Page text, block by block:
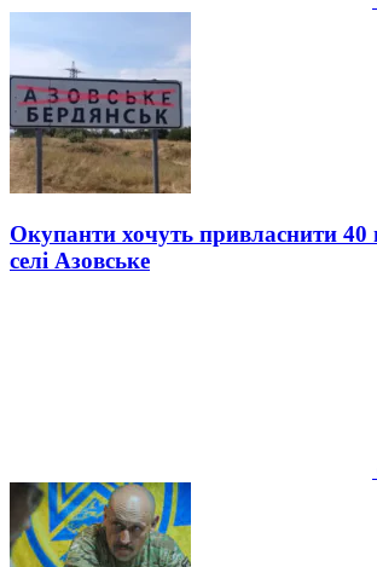
Окупанти хочуть привласнити
селі Азовське